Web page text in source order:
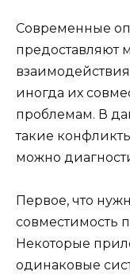
Современные
предоставляют
иногда их
проблемам. В
такие
можно
Первое, что
совместимость
Некоторые
одинаковые